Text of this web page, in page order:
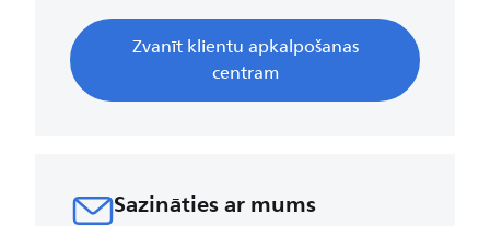
Zvanīt klientu apkalpošanas
centram
Sazināties ar mums